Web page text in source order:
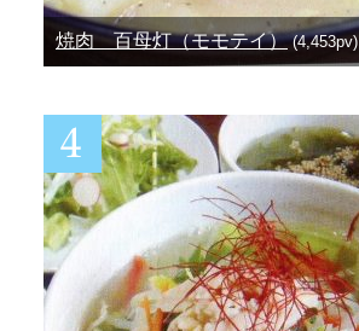
焼肉 百母灯（モモテイ）(4,453pv)